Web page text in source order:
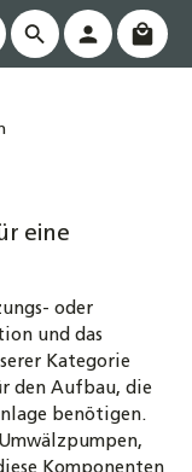
eine
oder
und das
Kategorie
den Aufbau, die
benötigen.